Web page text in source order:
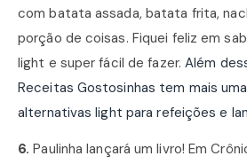
com batata assada, batata frita,
porção de coisas. Fiquei feliz em
light e super fácil de fazer.Além
Receitas Gostosinhas tem mais
alternativas light para refeições e
6. Paulinha lançará um livro! Em